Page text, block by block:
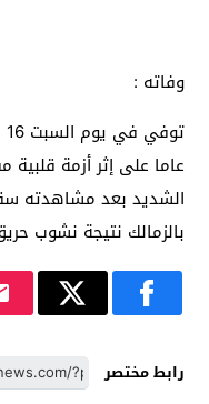
وفاته :
عاما على إثر أزمة قلبية
الشديد بعد مشاهدته
بالزمالك نتيجة نشوب
رابط مختصر